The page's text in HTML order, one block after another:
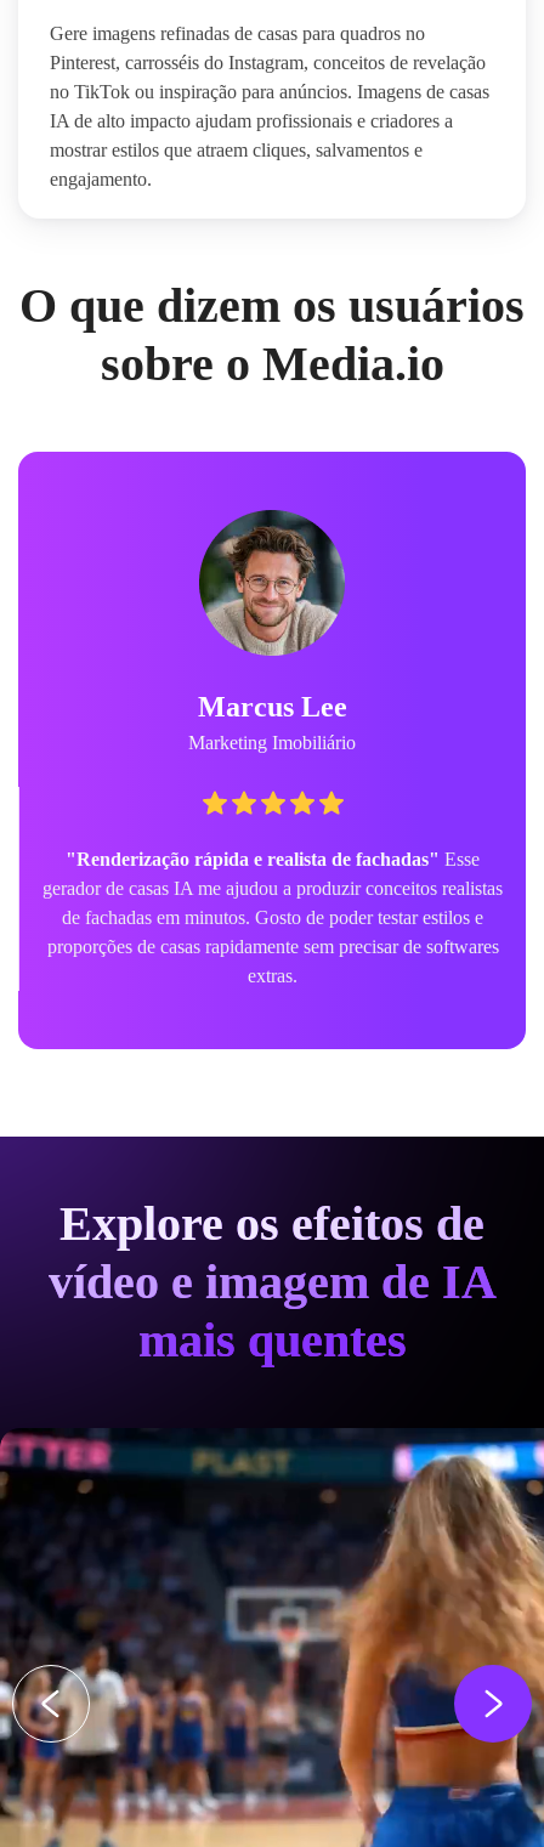
Gere imagens refinadas de casas para quadros no
Pinterest, carrosséis do Instagram, conceitos de revelação
no TikTok ou inspiração para anúncios. Imagens de casas
IA de alto impacto ajudam profissionais e criadores a
mostrar estilos que atraem cliques, salvamentos e
engajamento.
O que dizem os usuários
sobre o Media.io
Marcus Lee
Marketing Imobiliário
"Renderização rápida e realista de fachadas" Esse
gerador de casas IA me ajudou a produzir conceitos realistas
de fachadas em minutos. Gosto de poder testar estilos e
proporções de casas rapidamente sem precisar de softwares
extras.
Explore os efeitos de
vídeo e imagem de IA
mais quentes